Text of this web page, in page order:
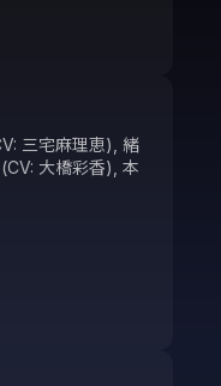
三宅麻理恵) 緒
大橋彩香) 本